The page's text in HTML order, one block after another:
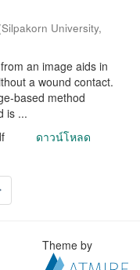
Silpakorn University,
an image aids in
a wound contact.
based method
is ...
ดาวน์โหลด
Theme by